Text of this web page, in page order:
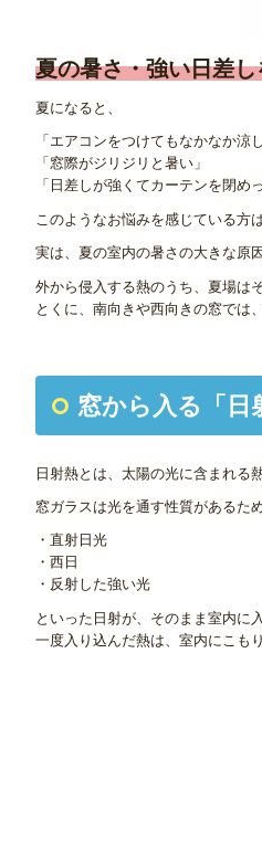
夏の暑さ・強い日差
夏になると、
「エアコンをつけてもなかなか涼
「窓際がジリジリと暑い」
「日差しが強くてカーテンを閉め
このようなお悩みを感じている方
実は、夏の室内の暑さの大きな原
外から侵入する熱のうち、夏場は
とくに、南向きや西向きの窓では
窓から入る「日
日射熱とは、太陽の光に含まれる
窓ガラスは光を通す性質があるため
・直射日光
・西日
・反射した強い光
といった日射が、そのまま室内に
一度入り込んだ熱は、室内にこも